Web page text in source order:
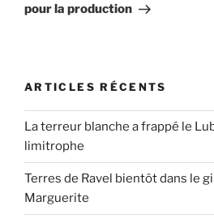
pour la production
ARTICLES RÉCENTS
La terreur blanche a frappé le
limitrophe
Terres de Ravel bientôt dans le
Marguerite